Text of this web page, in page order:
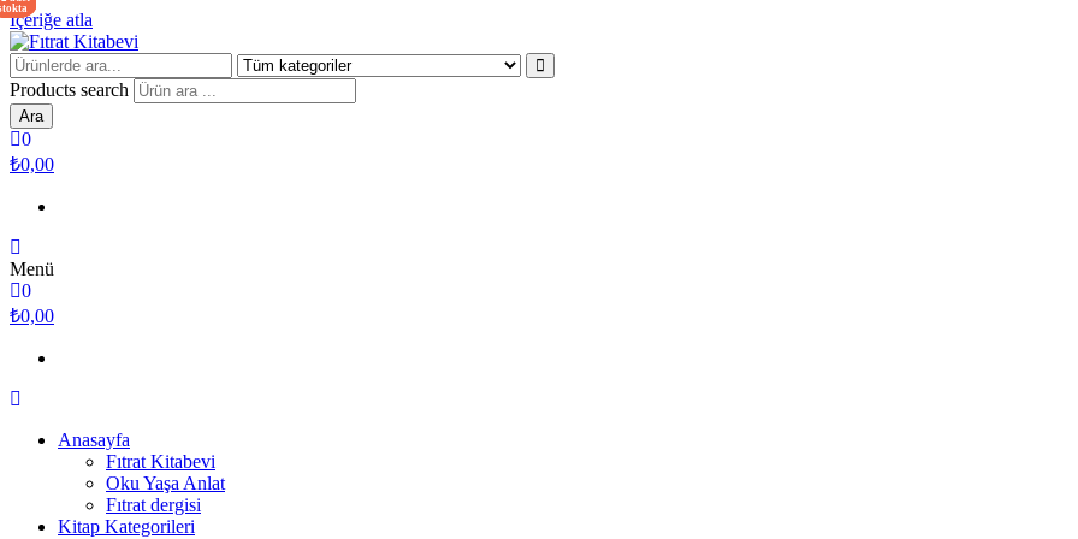
İçeriğe atla
Fıtrat Kitabevi
Oku Yaşa Anlat
Products search
Ara
0
₺0,00
Menü
0
₺0,00
Anasayfa
Fıtrat Kitabevi
Oku Yaşa Anlat
Fıtrat dergisi
Kitap Kategorileri
yok
yok